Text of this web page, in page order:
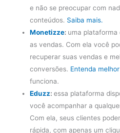
e não se preocupar com
conteúdos. Saiba mais.
Monetizze: uma plataforma
as vendas. Com ela você
recuperar suas vendas e
conversões. Entenda melhor
funciona.
Eduzz:essa plataforma
você acompanhar a
Com ela, seus clientes
rápida, com apenas um